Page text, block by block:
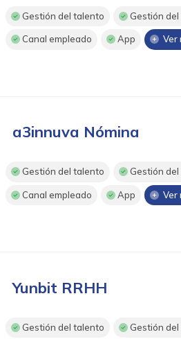
Gestión del talento Gestión del
Canal empleado App Ver
a3innuva Nómina
Gestión del talento Gestión del
Canal empleado App Ver
Yunbit RRHH
Gestión del talento Gestión del